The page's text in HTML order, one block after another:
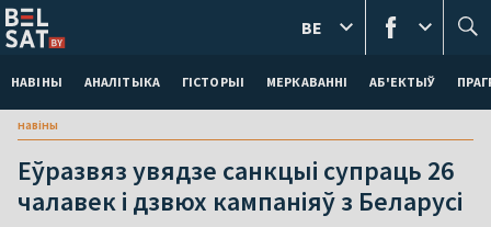
НАВІНЫ АНАЛІТЫКА ГІСТОРЫІ МЕРКАВАННI АБ'ЕКТЫЎ
BE
навіны
Еўразвяз увядзе санкцыі супраць 26
чалавек і дзвюх кампаніяў з Беларусі